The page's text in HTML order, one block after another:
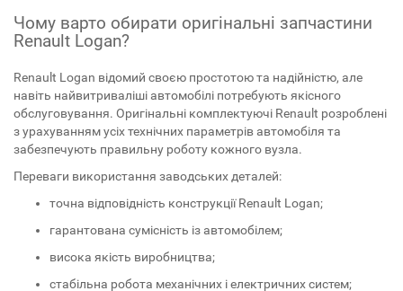
Чому варто обирати оригінальні запчастини
Renault Logan?
Renault Logan відомий своєю простотою та надійністю, але
навіть найвитриваліші автомобілі потребують якісного
обслуговування. Оригінальні комплектуючі Renault розроблені
з урахуванням усіх технічних параметрів автомобіля та
забезпечують правильну роботу кожного вузла.
Переваги використання заводських деталей:
точна відповідність конструкції Renault Logan;
гарантована сумісність із автомобілем;
висока якість виробництва;
стабільна робота механічних і електричних систем;